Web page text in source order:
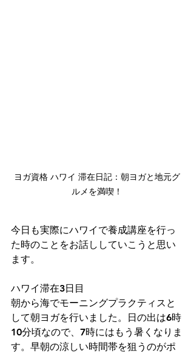
ヨガ資格 ハワイ 滞在日記：朝ヨガと地元グ
ルメを満喫！
今日も実際にハワイで養成講座を行っ
た時のことをお話ししていこうと思い
ます。
ハワイ滞在3日目
朝から海でモーニングプラクティスと
して朝ヨガを行いました。日の出は6時
10分頃なので、7時にはもう暑くなりま
す。早朝の涼しい時間帯を狙うのがポ